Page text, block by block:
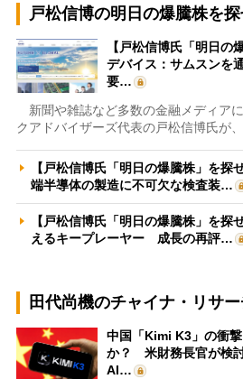
戸松信博の明日の爆騰株を探
【戸松信博氏「明日の
デバイス：サムスンを
要…
新聞や雑誌など多数の金融メディア
クアドバイザーズ代表の戸松信博氏が
【戸松信博氏「明日の爆騰株」を探
端半導体の製造に不可欠な検査装…
【戸松信博氏「明日の爆騰株」を探
えるキープレーヤー 成長の再評…
田代尚機のチャイナ・リサ
中国「Kimi K3」の衝
か？ 米財務長官が検
AI…